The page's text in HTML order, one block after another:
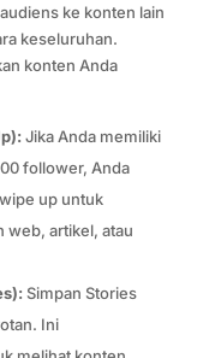
ke konten lain
keseluruhan.
konten Anda
Jika Anda memiliki
follower, Anda
up untuk
web, artikel, atau
Simpan Stories
Ini